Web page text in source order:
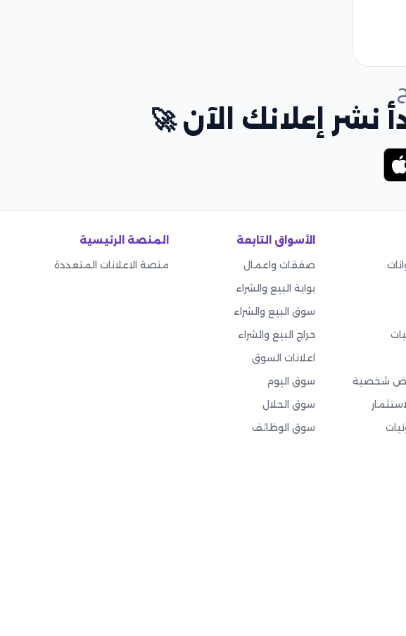
نشر إعلانك الآن 🚀
شخصية
الأسواق التابعة
صفقات واعمال
بوابة البيع والشراء
سوق البيع والشراء
حراج البيع والشراء
اعلانات السوق
سوق اليوم
سوق الحلال
سوق الوظائف
المنصة الرئيسية
منصة الاعلانات المتعددة